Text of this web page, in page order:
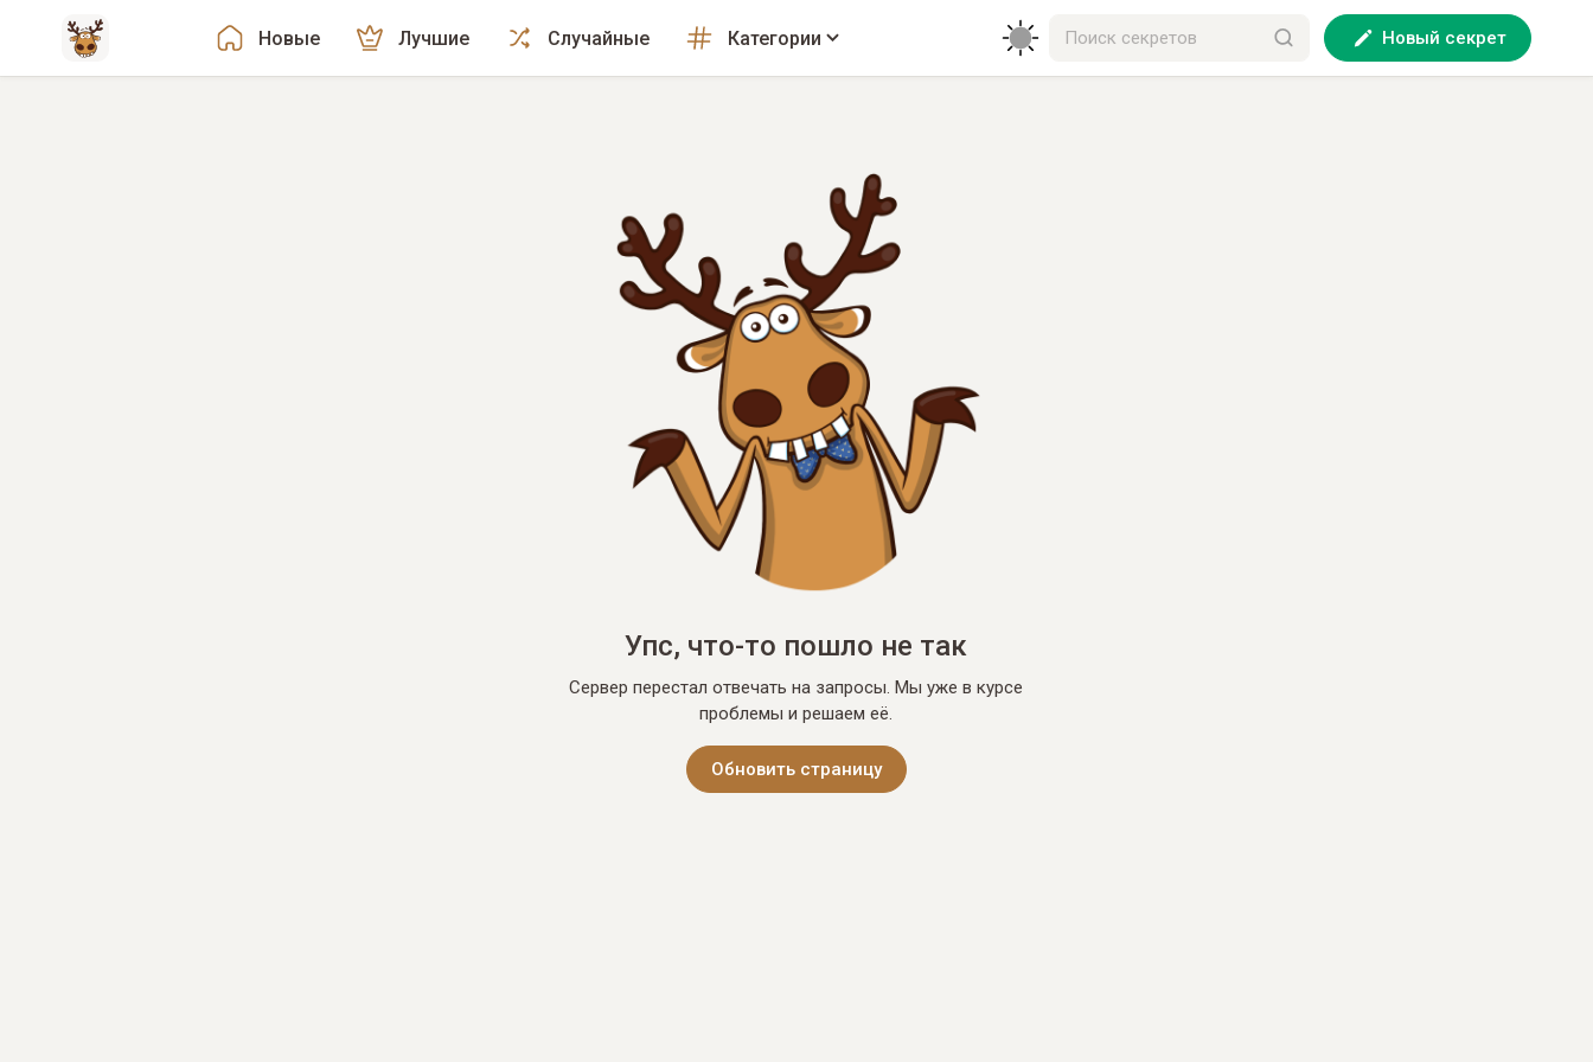
Новые Лучшие Случайные Категории Новый секрет
Упс, что-то пошло не так
Сервер перестал отвечать на запросы. Мы уже в курсе
проблемы и решаем её.
Обновить страницу